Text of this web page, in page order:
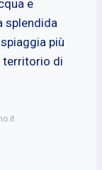
e
splendida
più
territorio di